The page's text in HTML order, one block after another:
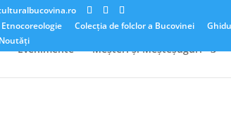
Etnocoreologie Colecția de folclor a Bucovinei
Noutăți
Evenimente Meșteri și Meșteșuguri